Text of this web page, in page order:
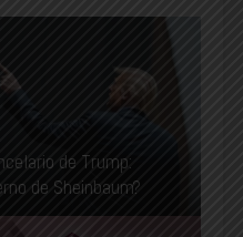
de Trump:
de Sheinbaum?